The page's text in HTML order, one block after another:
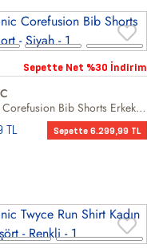
Sepette Net %30 İndirim
X-bionic Corefusion Bib Shorts Erkek Şort
TL Sepette 6.299,99 TL